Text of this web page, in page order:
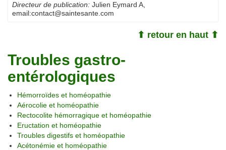
Directeur de publication: Julien Eymard A
email:contact@saintesante.com
⬆ retour en haut ⬆
Troubles gastro-
entérologiques
Hémorroïdes et homéopathie
Aérocolie et homéopathie
Rectocolite hémorragique et homéopathie
Eructation et homéopathie
Troubles digestifs et homéopathie
Acétonémie et homéopathie